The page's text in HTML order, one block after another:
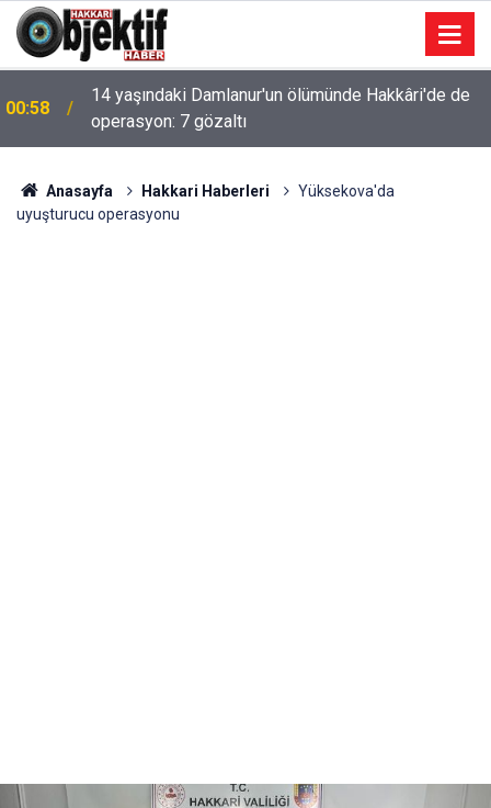
00:58
14 yaşındaki Damlanur'un ölümünde Hakkâri'de de
operasyon: 7 gözaltı
Anasayfa Hakkari Haberleri
Yüksekova'da
uyuşturucu operasyonu